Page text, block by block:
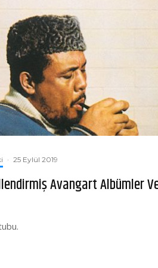
· 25 Eylül 2019
Avangart Albümler